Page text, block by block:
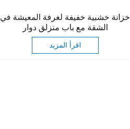
خزانة خشبية خفيفة لغرفة المعيشة في
الشقة مع باب منزلق دوار
اقرأ المزيد